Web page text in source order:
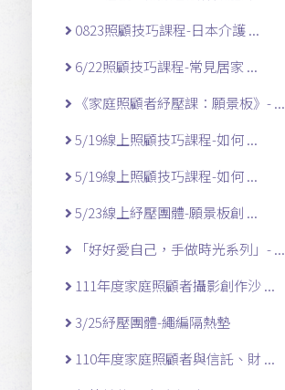
0823照顧技巧課程-日本介護 ...
6/22照顧技巧課程-常見居家 ...
《家庭照顧者紓壓課：願景板》- ...
5/19線上照顧技巧課程-如何 ...
5/19線上照顧技巧課程-如何 ...
5/23線上紓壓團體-願景板創 ...
「好好愛自己，手做時光系列」- ...
111年度家庭照顧者攝影創作沙 ...
3/25紓壓團體-繩編隔熱墊
110年度家庭照顧者與信託、財 ...